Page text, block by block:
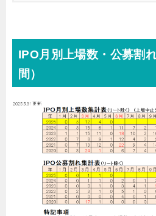
IPO月別上場数・公募割
間）